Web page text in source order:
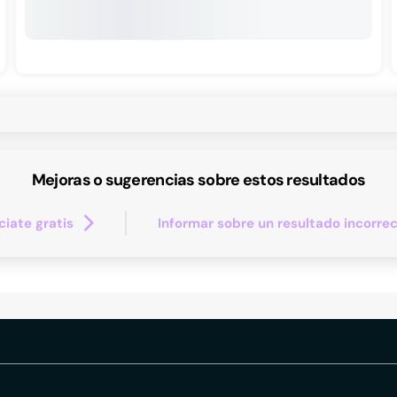
Mejoras o sugerencias sobre estos resultados
gratis Informar sobre un resultado